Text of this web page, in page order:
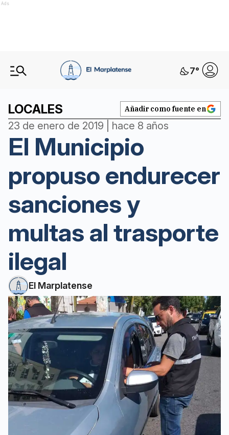
Ads
7°
LOCALES Añadir como fuente en
23 de enero de 2019 | hace 8 años
El Municipio
propuso endurecer
sanciones y
multas al trasporte
ilegal
El Marplatense